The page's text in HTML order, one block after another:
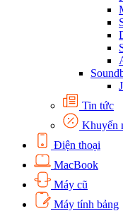
Tin tức
Khuyến
Điện thoại
MacBook
Máy cũ
Máy tính bảng